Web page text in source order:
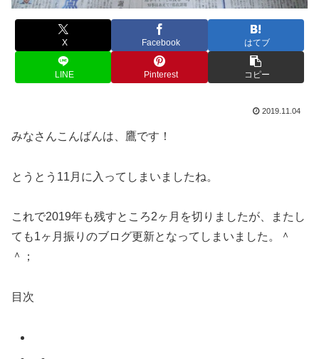
X Facebook はてブ
LINE Pinterest コピー
2019.11.04
みなさんこんばんは、鷹です！
とうとう11月に入ってしまいましたね。
これで2019年も残すところ2ヶ月を切りましたが、またし
ても1ヶ月振りのブログ更新となってしまいました。＾
＾；
目次